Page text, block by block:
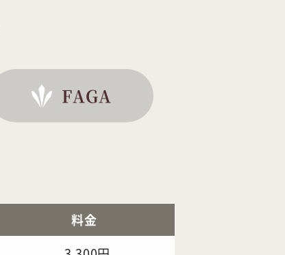
料金
FAGA